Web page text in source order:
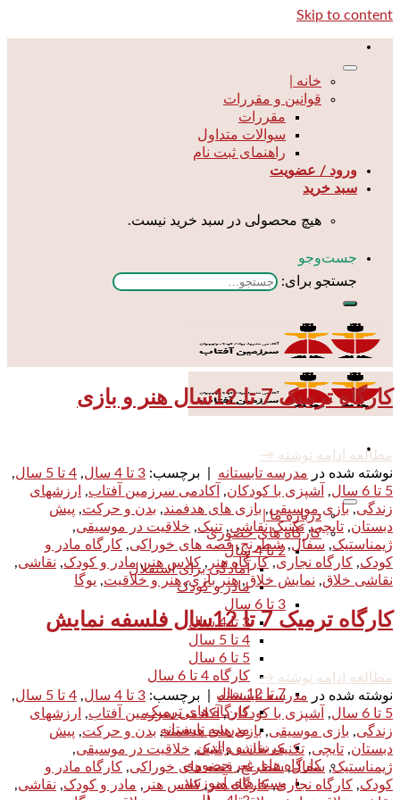
Skip to content
خانه |
قوانین و مقررات
مقررات
سوالات متداول
راهنمای ثبت نام
ورود / عضویت
سبد خرید
هیچ محصولی در سبد خرید نیست.
جست‌و‌جو
جستجو برای:
درباره ما |
کارگاه های حضوری
2 تا 4 سال
آمادگی برای استقلال
مادر و کودک
3 تا 6 سال
3 تا 4 سال
4 تا 5 سال
5 تا 6 سال
کارگاه 4 تا 6 سال
7 تا 12 سال
کارگاه های ترمیک
مدرسه تابستانه
مربیان و والدین
کارگاه های غیر حضوری
بسته های آموزشی
کارگاه ترمیک 7 تا 12سال هنر و بازی
مطالعه ادامه نوشته →
نوشته شده در مدرسه تابستانه برچسب: 3 تا 4 سال , 4 تا 5 سال
,
5 تا 6 سال
, آشپزی با کودکان, آکادمی سرزمین آفتاب,
ارزشهای
زندگی,بازی موسیقی,بازی های هدفمند, بدن و حرکت, پیش
دبستان, تایچی,تکنیک نقاشی, تنبک, خلاقیت در موسیقی,
ژیمناستیک, سفال,شطرنج,قصه های خوراکی, کارگاه مادر و
کودک, کارگاه نجاری, کارگاه هنر , کلاس هنر,مادر و کودک, نقاشی,
نقاشی خلاق, نمایش خلاق,هنر بازی,هنر و خلاقیت, یوگا
کارگاه ترمیک 7 تا 12سال فلسفه نمایش
مطالعه ادامه نوشته →
نوشته شده در مدرسه تابستانه برچسب: 3 تا 4 سال , 4 تا 5 سال
,
5 تا 6 سال
, آشپزی با کودکان,آکادمی سرزمین آفتاب,
ارزشهای
زندگی, بازی موسیقی,بازی های هدفمند, بدن و حرکت, پیش
دبستان, تایچی, تکنیک نقاشی,تنبک, خلاقیت در موسیقی,
ژیمناستیک, سفال,شطرنج, قصه های خوراکی, کارگاه مادر و
کودک, کارگاه نجاری,کارگاه هنر, کلاس هنر , مادر و کودک, نقاشی,